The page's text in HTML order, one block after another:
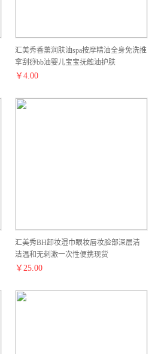
汇美秀香薰润肤油spa按摩精油全身免洗推
拿刮痧bb油婴儿宝宝抚触油护肤
￥ 4.00
汇美秀BH卸妆湿巾眼妆唇妆脸部深层清
洁温和无刺激一次性便携现货
￥ 25.00